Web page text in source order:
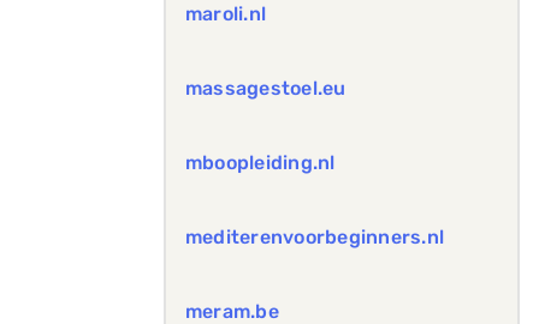
maroli.nl
massagestoel.eu
mboopleiding.nl
mediterenvoorbeginners.nl
meram.be